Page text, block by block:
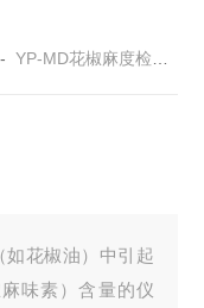
-YP-MD花椒麻度检测仪
花椒油）中引起
味素）含量的仪